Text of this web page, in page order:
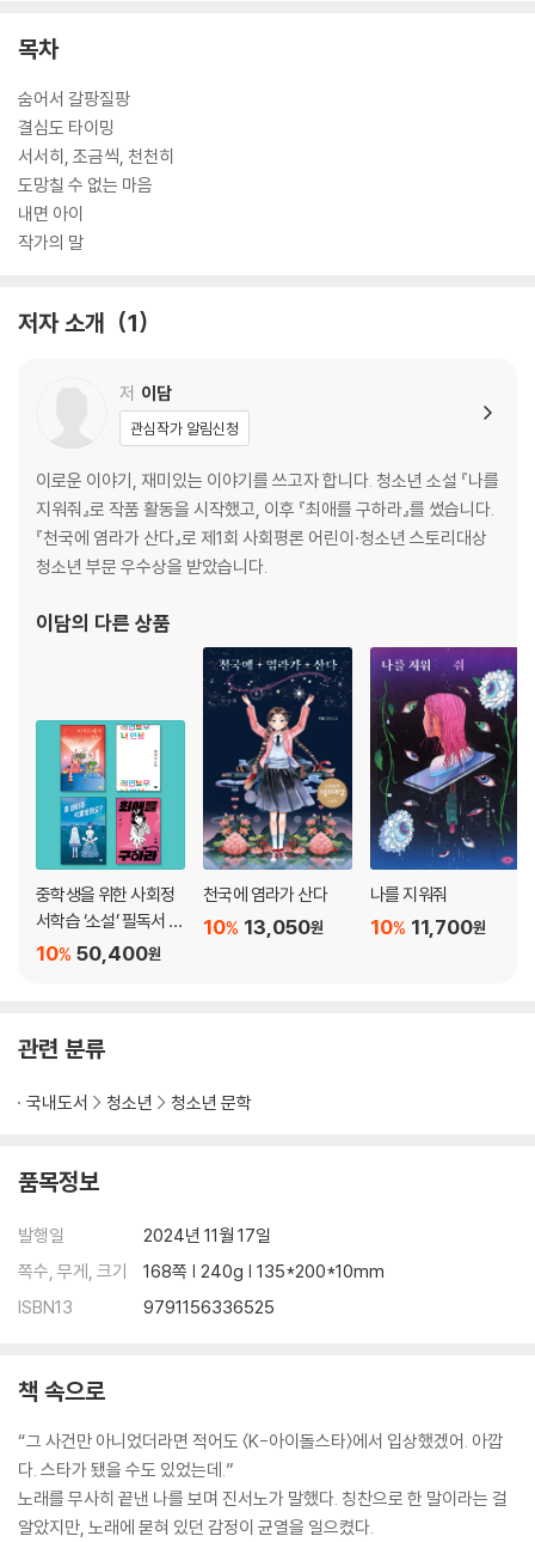
을 갚기 위함이었고, 무엇보다 리온 자신을 구하는 길이기도 했다. 과연 리
목차
숨어서 갈팡질팡
결심도 타이밍
서서히, 조금씩, 천천히
도망칠 수 없는 마음
내면 아이
작가의 말
저자 소개 1
저 이담
관심작가 알림신청
이로운 이야기, 재미있는 이야기를 쓰고자 합니다. 청소년 소설 『나를
지워줘』로 작품 활동을 시작했고, 이후 『최애를 구하라』를 썼습니다.
『천국에 염라가 산다』로 제1회 사회평론 어린이·청소년 스토리대상
청소년 부문 우수상을 받았습니다.
이담의 다른 상품
중학생을 위한 사회정
서학습 ‘소설’ 필독서 세
트
50,400원
10%
천국에 염라가 산다
13,050원
10%
나를 지워줘
11,700원
10%
관련 분류
국내도서 청소년 청소년 문학
품목정보
발행일
2024년 11월 17일
쪽수, 무게, 크기
168쪽 | 240g | 135*200*10mm
ISBN13
9791156336525
책 속으로
“그 사건만 아니었더라면 적어도 〈K-아이돌스타〉에서 입상했겠어. 아깝
다. 스타가 됐을 수도 있었는데.”
노래를 무사히 끝낸 나를 보며 진서노가 말했다. 칭찬으로 한 말이라는 걸
알았지만, 노래에 묻혀 있던 감정이 균열을 일으켰다.